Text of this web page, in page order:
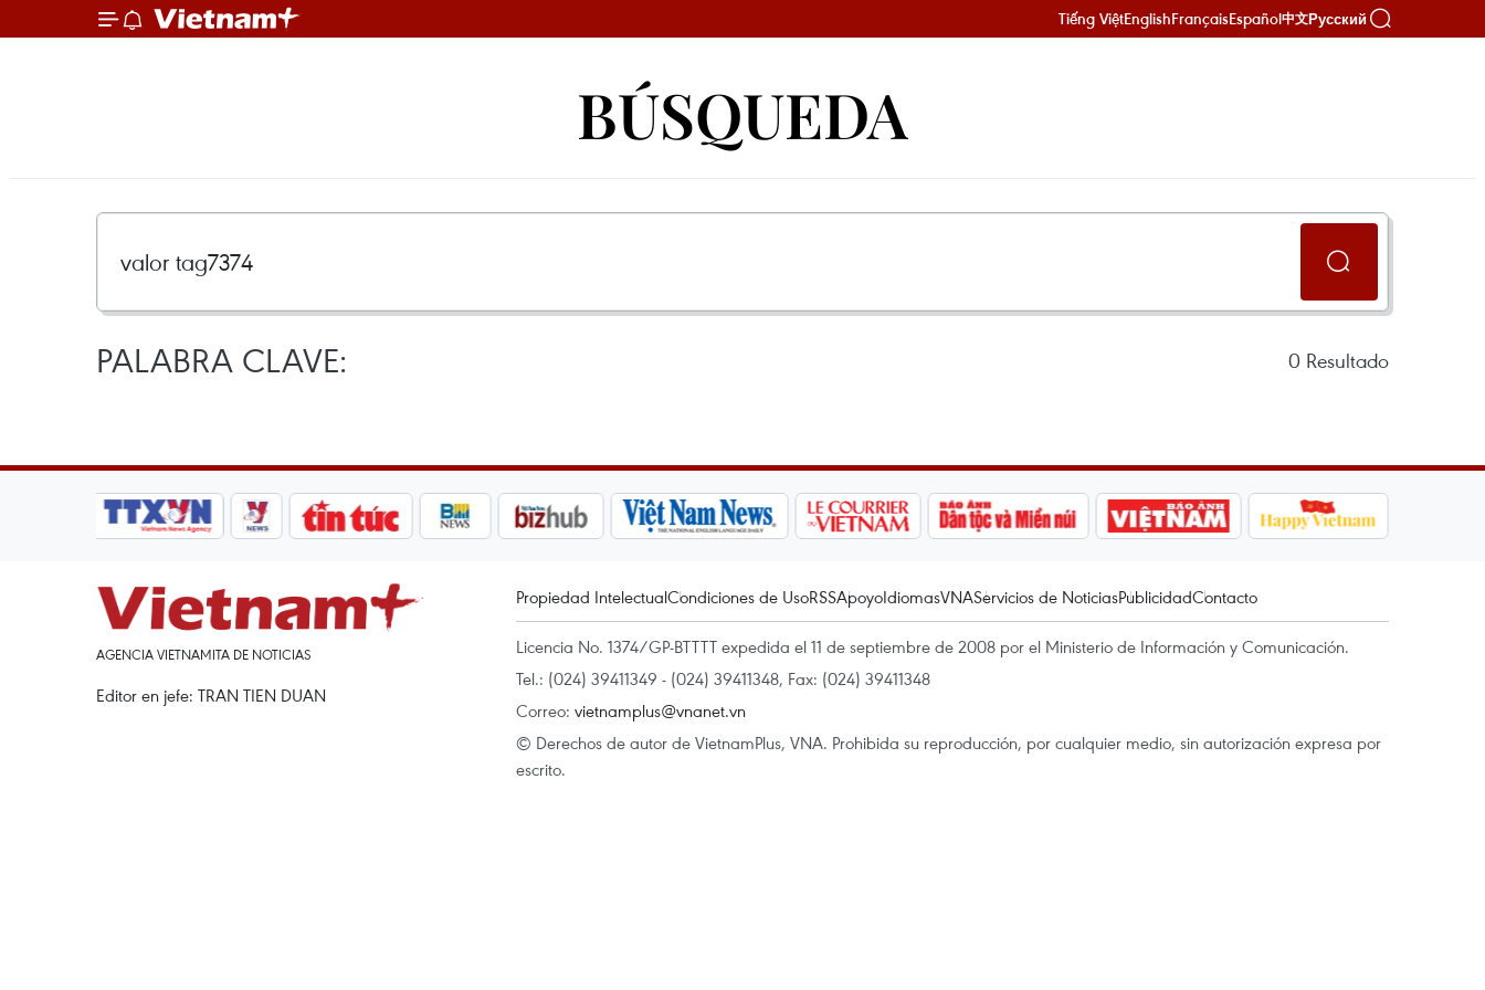
Tiếng ViệtEnglishFrançaisEspañol中文Русский
BÚSQUEDA
PALABRA CLAVE: 0 Resultado
AGENCIA VIETNAMITA DE NOTICIAS
Editor en jefe: TRAN TIEN DUAN
Propiedad IntelectualCondiciones de UsoRSSApoyoIdiomasVNAServicios de NoticiasPublicidadContacto
Licencia No. 1374/GP-BTTTT expedida el 11 de septiembre de 2008 por el Ministerio de Información y Comunicación.
Tel.: (024) 39411349 - (024) 39411348, Fax: (024) 39411348
Correo: vietnamplus@vnanet.vn
© Derechos de autor de VietnamPlus, VNA. Prohibida su reproducción, por cualquier medio, sin autorización expresa por
escrito.